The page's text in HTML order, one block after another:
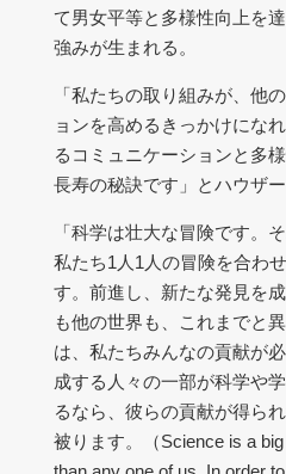
て男女平等と多様性向上を
強みが生まれる。
「私たちの取り組みが、他
ョンを高めるきっかけにな
るコミュニケーションと多
長寿の秘訣です」とハウザー
「科学は壮大な冒険です。
私たち1人1人の冒険を合わ
す。前進し、新たな発見を
も他の世界も、これまでと
は、私たちみんなの貢献が
成する人々の一部が科学や
るなら、彼らの貢献が得ら
被ります。（Science is a